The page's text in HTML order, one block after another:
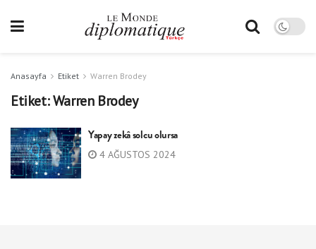
Anasayfa Etiket Warren Brodey
Etiket:Warren Brodey
Yapay zekâ solcu olursa
4 AĞUSTOS 2024